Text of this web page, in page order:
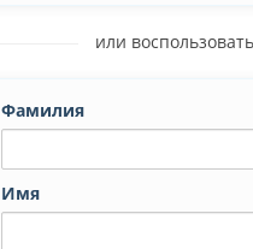
или
Фамилия
Имя